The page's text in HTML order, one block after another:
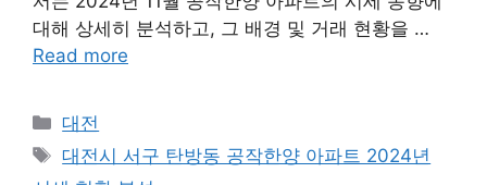
대해 상세히 분석하고, 그 배경 및 거래 현황을 …
Read more
Categories
대전
Tags
대전시 서구 탄방동 공작한양 아파트 2024년